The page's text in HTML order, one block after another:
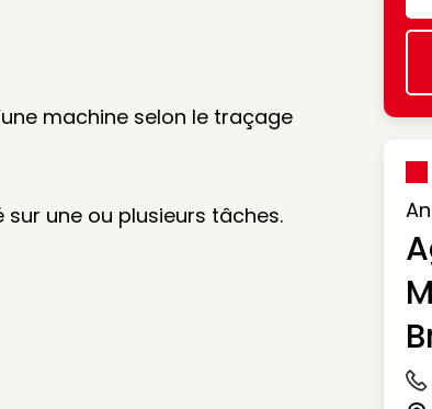
machine selon le traçage
sur une ou plusieurs tâches.